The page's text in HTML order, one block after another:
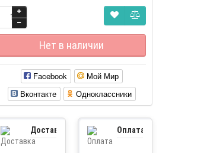
Нет в наличии
Facebook
Мой Мир
Вконтакте
Одноклассники
Доставка Оплата